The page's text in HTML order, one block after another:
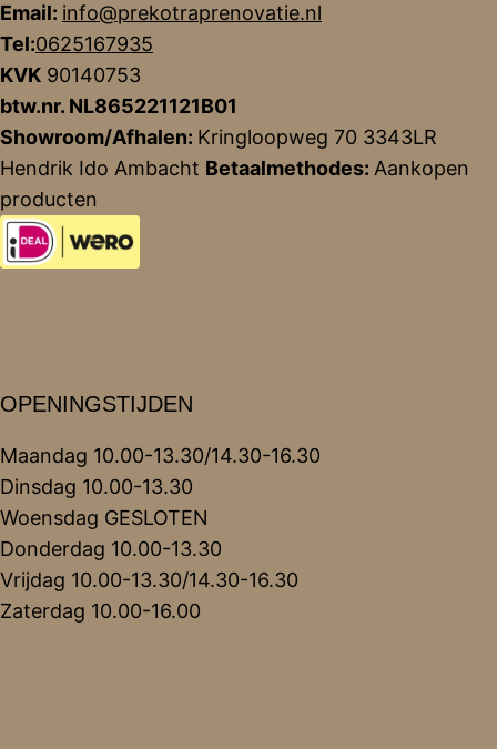
Email: info@prekotraprenovatie.nl
Tel:0625167935
KVK 90140753
btw.nr. NL865221121B01
Showroom/Afhalen: Kringloopweg 70 3343LR
Hendrik Ido Ambacht Betaalmethodes: Aankopen
producten
OPENINGSTIJDEN
Maandag 10.00-13.30/14.30-16.30
Dinsdag 10.00-13.30
Woensdag GESLOTEN
Donderdag 10.00-13.30
Vrijdag 10.00-13.30/14.30-16.30
Zaterdag 10.00-16.00